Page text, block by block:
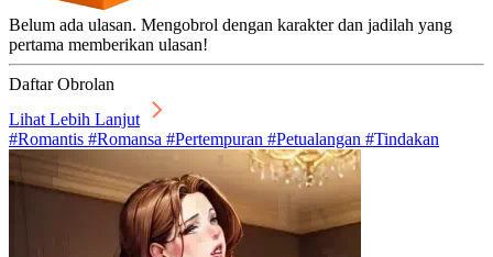
Belum ada ulasan. Mengobrol dengan karakter dan jadilah yang
pertama memberikan ulasan!
Daftar Obrolan
Lihat Lebih Lanjut
#Romantis #Romansa #Pertempuran #Petualangan #Tindakan